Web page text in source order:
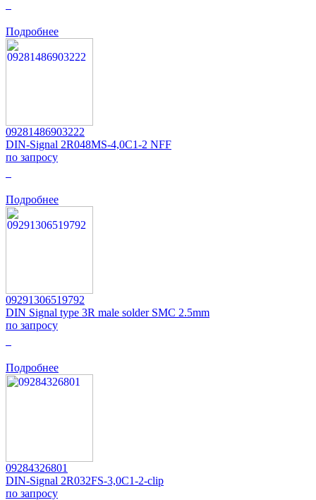
Подробнее
09281486903222
DIN-Signal 2R048MS-4,0C1-2 NFF
по запросу
Подробнее
09291306519792
DIN Signal type 3R male solder SMC 2.5mm
по запросу
Подробнее
09284326801
DIN-Signal 2R032FS-3,0C1-2-clip
по запросу